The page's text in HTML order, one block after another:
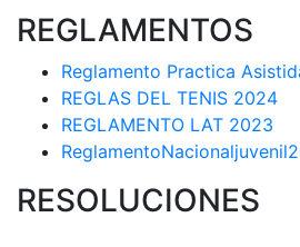
REGLAMENTOS
Reglamento Practica
REGLAS DEL TENIS 2024
REGLAMENTO LAT 2023
RESOLUCIONES